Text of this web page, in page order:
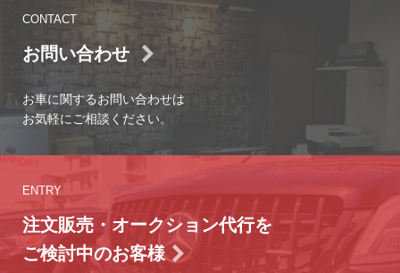
CONTACT
お問い合わせ
お車に関するお問い合わせは
お気軽にご相談ください。
ENTRY
注文販売・オークション代行を
ご検討中のお客様